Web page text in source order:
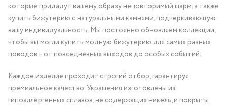
которые придадут вашему образу неповторимый шарм, а также
купить бижутерию с натуральными камнями, подчеркивающую
вашу индивидуальность. Мы постоянно обновляем коллекции,
чтобы вы могли купить модную бижутерию для самых разных
поводов – от повседневных выходов до особых событий.
Каждое изделие проходит строгий отбор, гарантируя
премиальное качество. Украшения изготовлены из
гипоаллергенных сплавов, не содержащих никель, и покрыты